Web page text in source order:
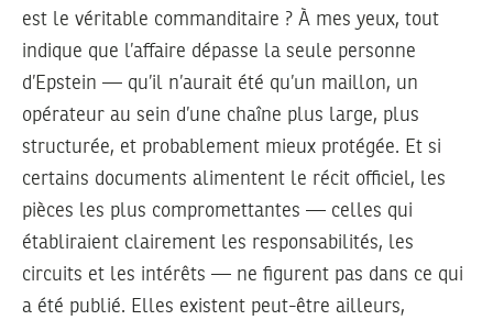
est le véritable commanditaire ? À mes yeux, tout
indique que l’affaire dépasse la seule personne
d’Epstein — qu’il n’aurait été qu’un maillon, un
opérateur au sein d’une chaîne plus large, plus
structurée, et probablement mieux protégée. Et si
certains documents alimentent le récit officiel, les
pièces les plus compromettantes — celles qui
établiraient clairement les responsabilités, les
circuits et les intérêts — ne figurent pas dans ce qui
a été publié. Elles existent peut-être ailleurs,